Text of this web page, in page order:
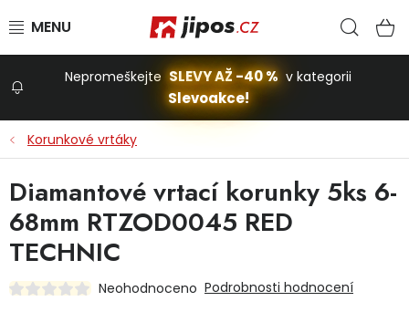
Stavba a dům
Dílna
Nepromeškejte SLEVY AŽ -40 % v kategorii
Slevoakce!
Korunkové vrtáky
Diamantové vrtací korunky 5ks 6-
68mm RTZOD0045 RED
TECHNIC
Neohodnoceno Podrobnosti hodnocení